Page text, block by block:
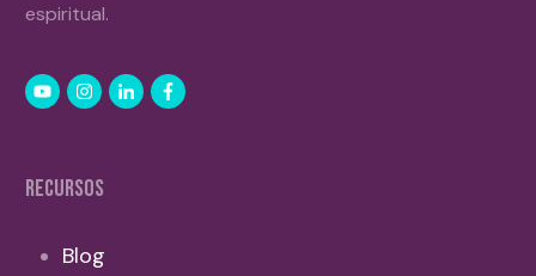
espiritual.
RECURSOS
Blog